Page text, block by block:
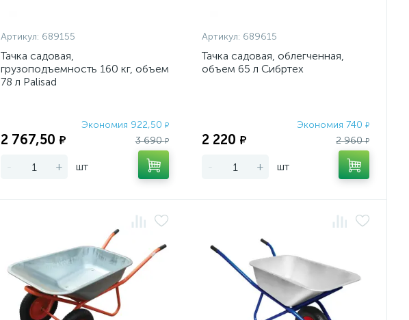
Артикул: 689155
Тачка садовая,
грузоподъемность 160 кг, объем
78 л Palisad
Экономия 922,50 ₽
2 767,50 ₽ 3 690₽
- + шт
Артикул: 689615
Тачка садовая, облегченная,
объем 65 л Сибртех
Экономия 740₽
2 220 ₽ 2 960₽
- + шт